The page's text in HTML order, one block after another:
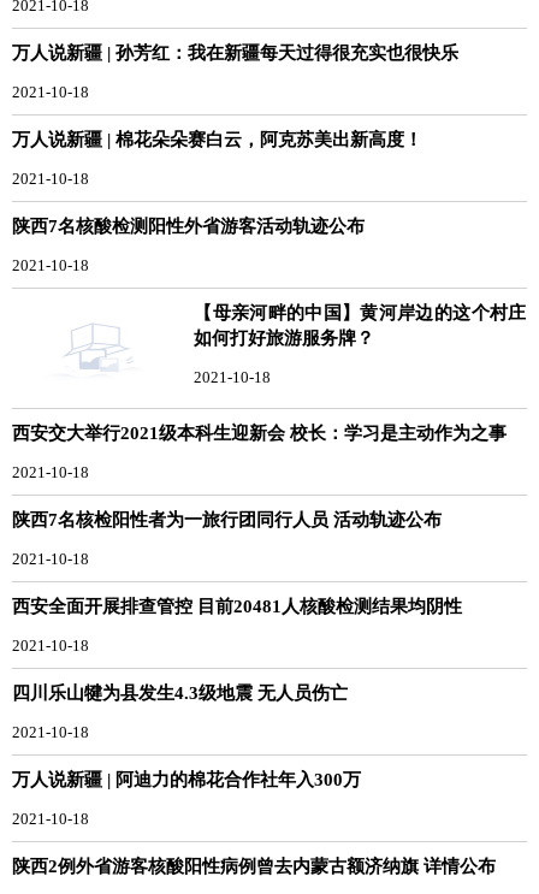
2021-10-18
万人说新疆 | 孙芳红：我在新疆每天过得很充实也很快乐
2021-10-18
万人说新疆 | 棉花朵朵赛白云，阿克苏美出新高度！
2021-10-18
陕西7名核酸检测阳性外省游客活动轨迹公布
2021-10-18
【母亲河畔的中国】黄河岸边的这个村庄
如何打好旅游服务牌？
2021-10-18
西安交大举行2021级本科生迎新会 校长：学习是主动作为之事
2021-10-18
陕西7名核检阳性者为一旅行团同行人员 活动轨迹公布
2021-10-18
西安全面开展排查管控 目前20481人核酸检测结果均阴性
2021-10-18
四川乐山犍为县发生4.3级地震 无人员伤亡
2021-10-18
万人说新疆 | 阿迪力的棉花合作社年入300万
2021-10-18
陕西2例外省游客核酸阳性病例曾去内蒙古额济纳旗 详情公布